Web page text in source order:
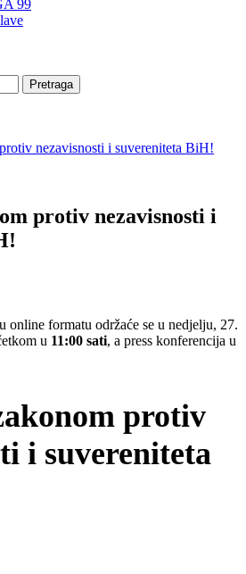
99
nezavisnosti i suvereniteta BiH!
protiv nezavisnosti i
online formatu održaće se u nedjelju, 27.
u 11:00 sati, a press konferencija u
protiv
i suvereniteta